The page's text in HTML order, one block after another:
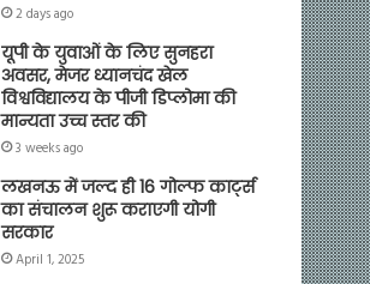
2 days ago
यूपी के युवाओं के लिए सुनहरा
अवसर, मेजर ध्यानचंद खेल
विश्वविद्यालय के पीजी डिप्लोमा की
मान्यता उच्च स्तर की
3 weeks ago
लखनऊ में जल्द ही 16 गोल्फ कार्ट्स
का संचालन शुरू कराएगी योगी
सरकार
April 1, 2025